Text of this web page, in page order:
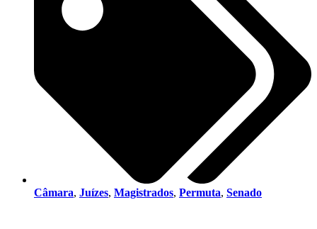
Câmara, Juízes, Magistrados, Permuta, Senado